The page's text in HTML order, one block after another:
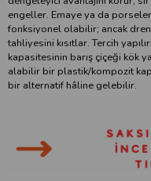
engeller. Emaye ya da
fonksiyonel olabilir; ancak
tahliyesini kısıtlar. Tercih
kapasitesinin barış çiçeği kök
alabilir bir plastik/kompozit
bir alternatif hâline gelebilir.